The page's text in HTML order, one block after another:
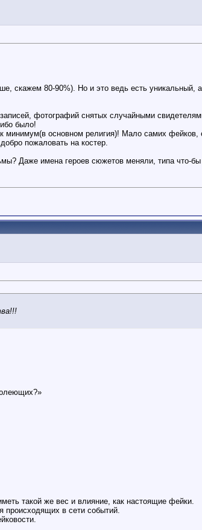
скажем 80-90%). Но и это ведь есть уникальный,
фотографий снятых случайными
было!
минимум(в основном религия)! Мало самих
пожаловать на костер.
Даже имена героев сюжетов меняли, типа что-
такой же вес и влияние, как настоящие фейки.
в сети событий.